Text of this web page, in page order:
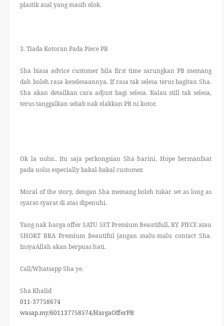
plastik asal yang masih elok.
3. Tiada Kotoran Pada Piece PB
Sha biasa advice customer bila first time sarungkan PB memang
dah boleh rasa keselesaannya. If rasa tak selesa terus bagitau Sha.
Sha akan detailkan cara adjust bagi selesa. Kalau still tak selesa,
terus tanggalkan sebab nak elakkan PB ni kotor.
Ok la uolss.. Itu saja perkongsian Sha harini. Hope bermanfaat
pada uolss especially bakal-bakal customer.
Moral of the story, dengan Sha memang boleh tukar set as long as
syarat-syarat di atas dipenuhi.
Yang nak harga offer SATU SET Premium Beautifull, BY PIECE atau
SHORT BRA Premium Beautiful jangan malu-malu contact Sha.
InsyaAllah akan berpuas hati.
Call/Whatsapp Sha ye.
Sha Khalid
011-37758674
wasap.my/601137758574/HargaOfferPB